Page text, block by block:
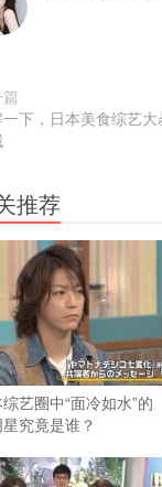
篇
一下，日本美食综艺
推荐
艺圈中“面冷如水”的
究竟是谁？